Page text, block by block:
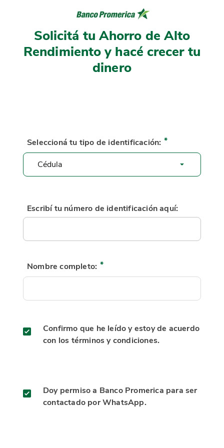
Solicitá tu Ahorro de Alto
Rendimiento y hacé crecer tu
dinero
Seleccioná tu tipo de identificación:
Escribí tu número de identificación aquí:
Nombre completo:
Confirmo que he leído y estoy de acuerdo
con los términos y condiciones.
Doy permiso a Banco Promerica para ser
contactado por WhatsApp.